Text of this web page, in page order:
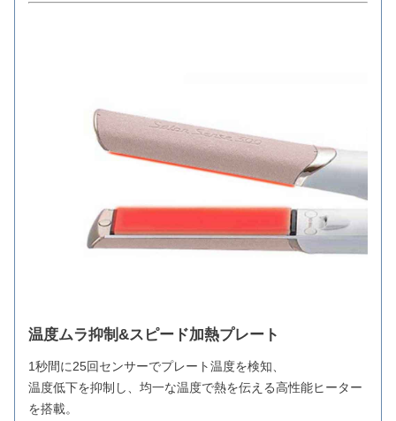
温度ムラ抑制&スピード加熱プレート
1秒間に25回センサーでプレート温度を検知、
温度低下を抑制し、均一な温度で熱を伝える高性能ヒーター
を搭載。